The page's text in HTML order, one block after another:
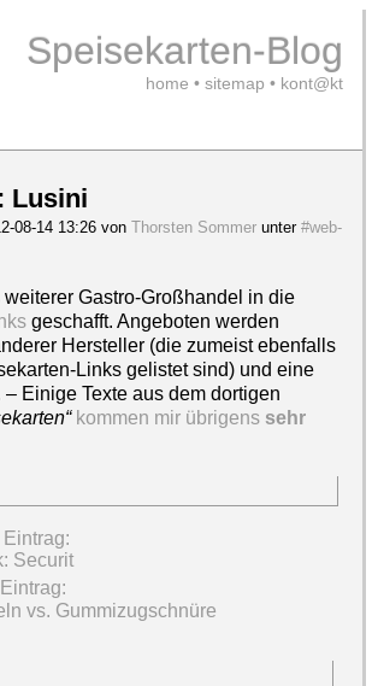
Speisekarten-Blog
home • sitemap • kont@kt
Lusini
08-14 13:26 von Thorsten Sommer unter #web-
weiterer Gastro-Großhandel in die
geschafft. Angeboten werden
Hersteller (die zumeist ebenfalls
Links gelistet sind) und eine
– Einige Texte aus dem dortigen
kommen mir übrigens sehr
Securit
vs. Gummizugschnüre